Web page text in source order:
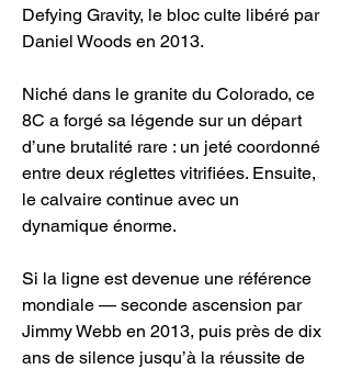
Defying Gravity, le bloc culte libéré par
Daniel Woods en 2013.
Niché dans le granite du Colorado, ce
8C a forgé sa légende sur un départ
d’une brutalité rare : un jeté coordonné
entre deux réglettes vitrifiées. Ensuite,
le calvaire continue avec un
dynamique énorme.
Si la ligne est devenue une référence
mondiale — seconde ascension par
Jimmy Webb en 2013, puis près de dix
ans de silence jusqu’à la réussite de